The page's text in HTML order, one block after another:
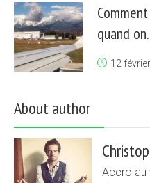
quand
12
About author
Accro au